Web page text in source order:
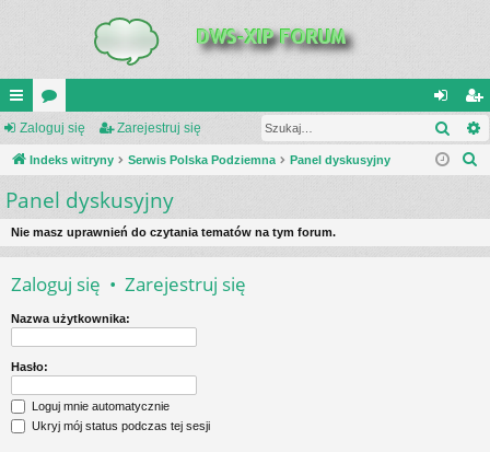
UI
C
K
_L
IN
K
S
or
a
al
og
ę
ar
ej
j
Zaloguj się Zarejestruj się
Indeks witryny Serwis Polska Podziemna Panel dyskusyjny
a
Panel dyskusyjny
Nie masz uprawnień do czytania tematów na tym forum.
Zaloguj się • Zarejestruj się
Nazwa użytkownika:
Hasło:
Loguj mnie automatycznie
Ukryj mój status podczas tej sesji